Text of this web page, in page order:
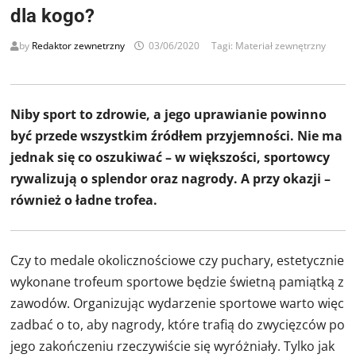
dla kogo?
by Redaktor zewnetrzny 03/06/2020 Tagi: Materiał zewnętrzny
Niby sport to zdrowie, a jego uprawianie powinno
być przede wszystkim źródłem przyjemności. Nie ma
jednak się co oszukiwać – w większości, sportowcy
rywalizują o splendor oraz nagrody. A przy okazji –
również o ładne trofea.
Czy to medale okolicznościowe czy puchary, estetycznie
wykonane trofeum sportowe będzie świetną pamiątką z
zawodów. Organizując wydarzenie sportowe warto więc
zadbać o to, aby nagrody, które trafią do zwycięzców po
jego zakończeniu rzeczywiście się wyróżniały. Tylko jak